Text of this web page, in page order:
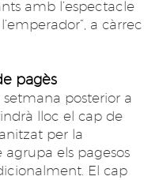
amb l’espectacle
a càrrec
pagès
posterior a
lloc el cap de
per la
els pagesos
El cap